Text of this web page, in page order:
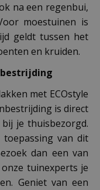
na een regenbui,
moestuinen is
geldt tussen het
en kruiden.
met ECOstyle
is direct
je thuisbezorgd.
van dit
dan een van
tuinexperts je
Geniet van een